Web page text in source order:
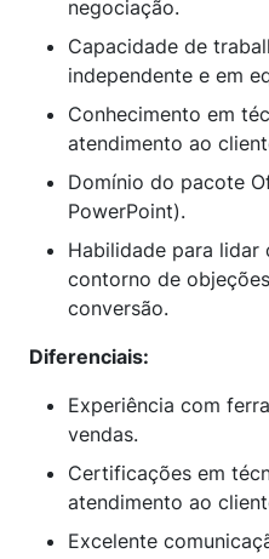
negociação.
Capacidade de
independente e em
Conhecimento em
atendimento ao
Domínio do pacote
PowerPoint).
Habilidade para lidar
contorno de
conversão.
Diferenciais:
Experiência com
vendas.
Certificações em
atendimento ao
Excelente